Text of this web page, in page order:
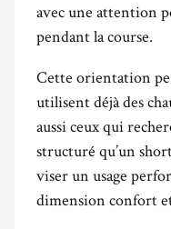
avec une attention
pendant la course.
Cette orientation
utilisent déjà des
aussi ceux qui
structuré qu’un
viser un usage
dimension confort